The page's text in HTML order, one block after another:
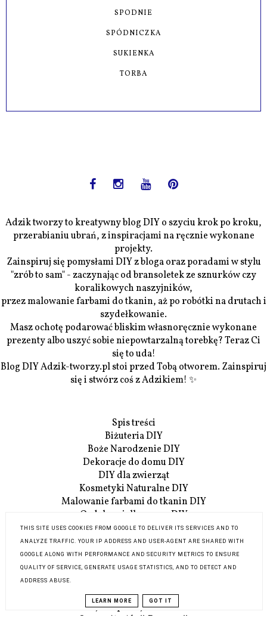
SPODNIE
SPÓDNICZKA
SUKIENKA
TORBA
Adzik tworzy to kreatywny blog DIY o szyciu krok po kroku,
przerabianiu ubrań, z inspiracjami na ręcznie wykonane
projekty.
Zainspiruj się pomysłami DIY z bloga oraz poradami w stylu
"zrób to sam" - zaczynając od bransoletek ze sznurków czy
koralikowych naszyjników,
przez malowanie farbami do tkanin, aż po robótki na drutach i
szydełkowanie.
Masz ochotę podarować bliskim własnoręcznie wykonane
prezenty albo uszyć sobie niepowtarzalną torebkę? Teraz Ci
się to uda!
Blog DIY Adzik-tworzy.pl stoi przed Tobą otworem. Zainspiruj
się i stwórz coś z Adzikiem! ✨
Spis treści
Biżuteria DIY
Boże Narodzenie DIY
Dekoracje do domu DIY
DIY dla zwierząt
Kosmetyki Naturalne DIY
Malowanie farbami do tkanin DIY
Ozdoby wielkanocne DIY
Przerabianie ubrań DIY
Recenzje książek
Rękodzieło - inspiracje
Szycie krok po kroku
Szydełowanie i robótki na drutach
Upcykling DIY
Akcja:Reperacja u Adzika
Szczegóły Akcji:Reperacji
THIS SITE USES COOKIES FROM GOOGLE TO DELIVER ITS SERVICES AND TO
ANALYZE TRAFFIC. YOUR IP ADDRESS AND USER-AGENT ARE SHARED WITH
GOOGLE ALONG WITH PERFORMANCE AND SECURITY METRICS TO ENSURE
QUALITY OF SERVICE, GENERATE USAGE STATISTICS, AND TO DETECT AND
ADDRESS ABUSE.
LEARN MORE GOT IT